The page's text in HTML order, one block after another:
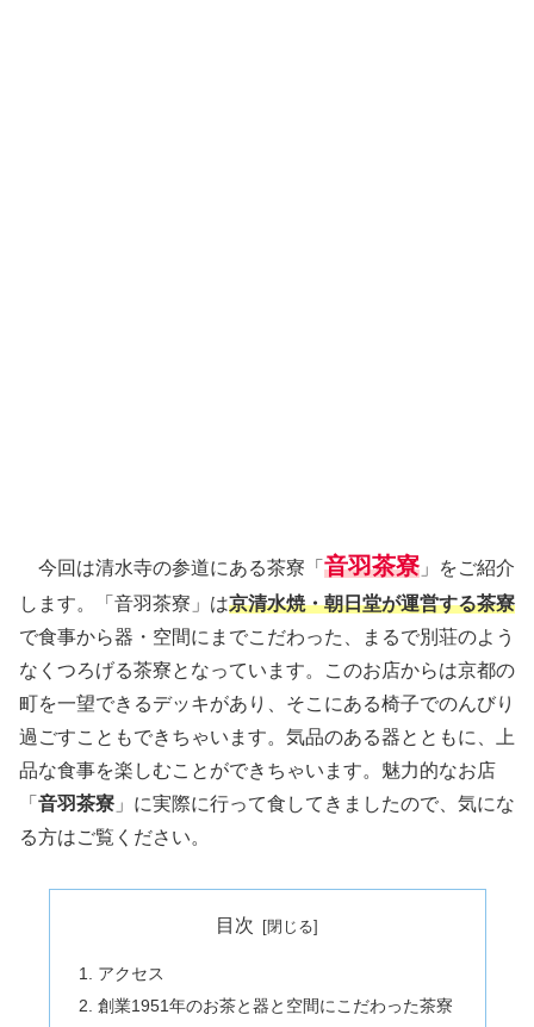
今回は清水寺の参道にある茶寮「 音羽茶寮 」をご紹介
します。「音羽茶寮」は京清水焼・朝日堂が運営する茶寮
で食事から器・空間にまでこだわった、まるで別荘のよう
なくつろげる茶寮となっています。このお店からは京都の
町を一望できるデッキがあり、そこにある椅子でのんびり
過ごすこともできちゃいます。気品のある器とともに、上
品な食事を楽しむことができちゃいます。魅力的なお店
「 音羽茶寮 」に実際に行って食してきましたので、気にな
る方はご覧ください。
目次
アクセス
創業1951年のお茶と器と空間にこだわった茶寮